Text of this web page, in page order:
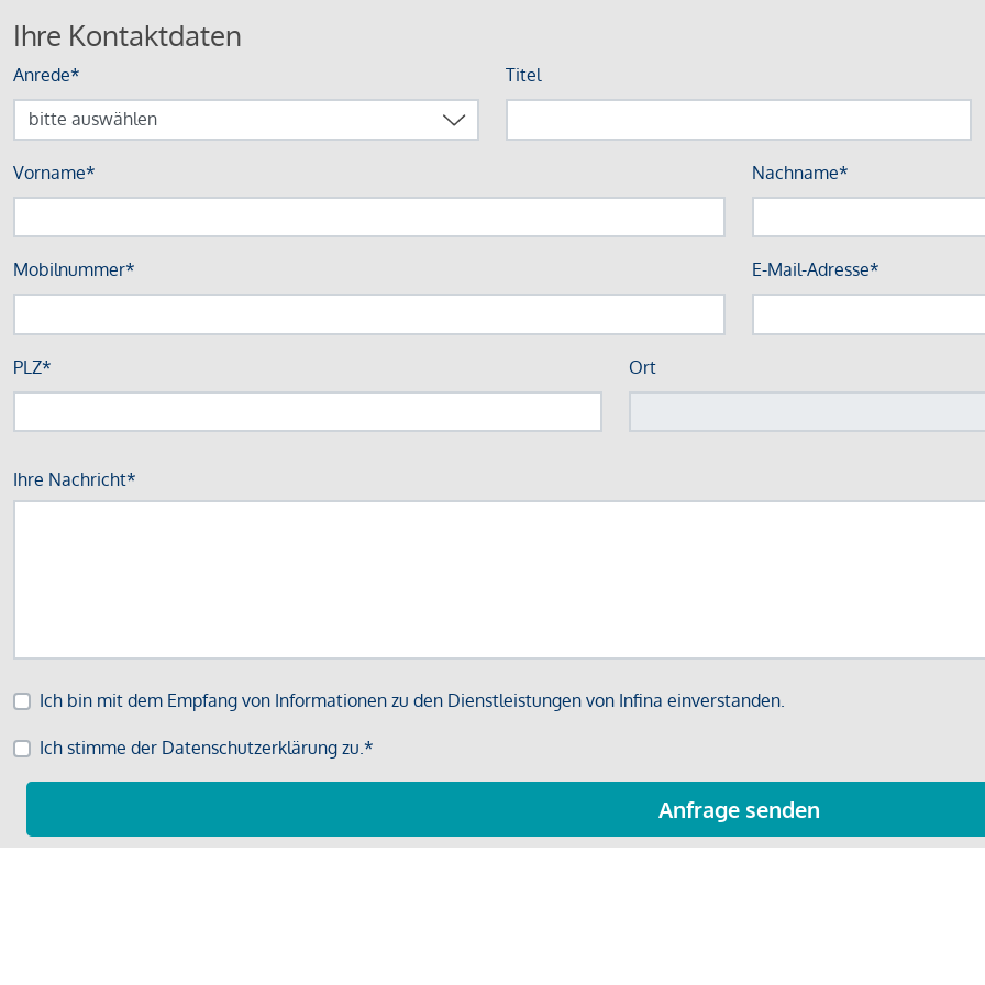
Ihre Kontaktdaten
Anrede* Titel
Vorname* Nachname*
Mobilnummer* E-Mail-Adresse*
PLZ* Ort
Ihre Nachricht*
Ich bin mit dem Empfang von Informationen zu den Dienstleistungen von Infina einverstanden.
Ich stimme der Datenschutzerklärung zu.*
Anfrage senden